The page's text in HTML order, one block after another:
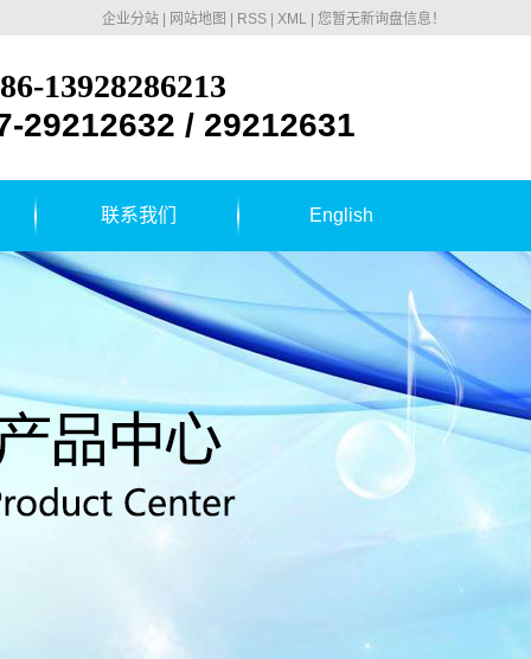
企业分站 网站地图 RSS XML 您暂无新询盘信息！
86-13928286213
29212632 / 29212631
联系我们 English